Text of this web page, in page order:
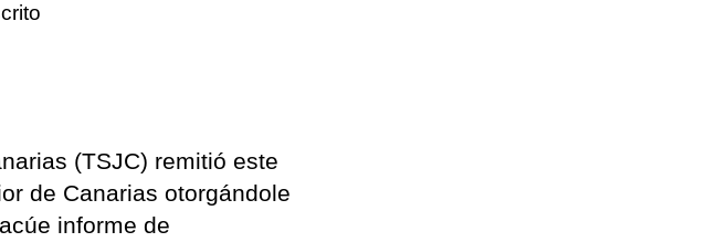
(TSJC) remitió este
de Canarias otorgándole
informe de